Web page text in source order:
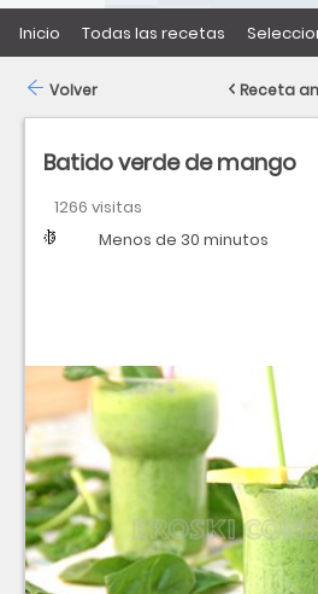
Inicio Todas las recetas
Batido verde de mango
1266 visitas
Dificultad
Tiempo Menos de 30 minutos
Volver Receta